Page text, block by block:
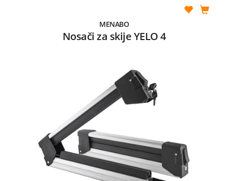
MENABO
Nosači za skije YELO 4